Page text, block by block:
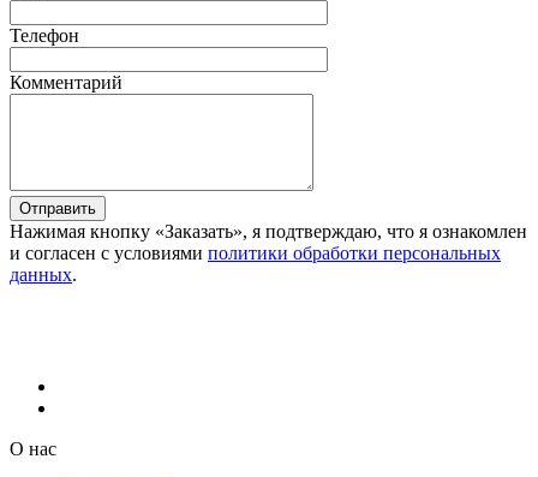
Телефон
Комментарий
Отправить
Нажимая кнопку «Заказать», я подтверждаю, что я ознакомлен
и согласен с условиями политики обработки персональных
данных.
О нас